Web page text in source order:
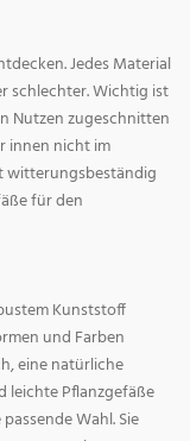
Jedes Material
schlechter. Wichtig ist
Nutzen zugeschnitten
innen nicht im
witterungsbeständig
für den
Kunststoff
und Farben
eine natürliche
leichte Pflanzgefäße
Wahl. Sie